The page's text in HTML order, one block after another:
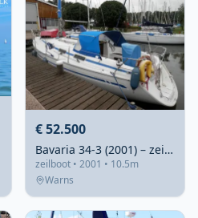
€ 52.500
Bavaria 34-3 (2001) – zeilboot met drie tweepersoonshutten
zeilboot • 2001 • 10.5m
Warns